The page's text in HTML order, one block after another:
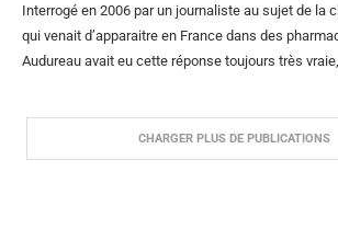
Interrogé en 2006 par un journaliste au sujet de la
qui venait d’apparaitre en France dans des
Audureau avait eu cette réponse toujours très
CHARGER PLUS DE PUBLICATIONS